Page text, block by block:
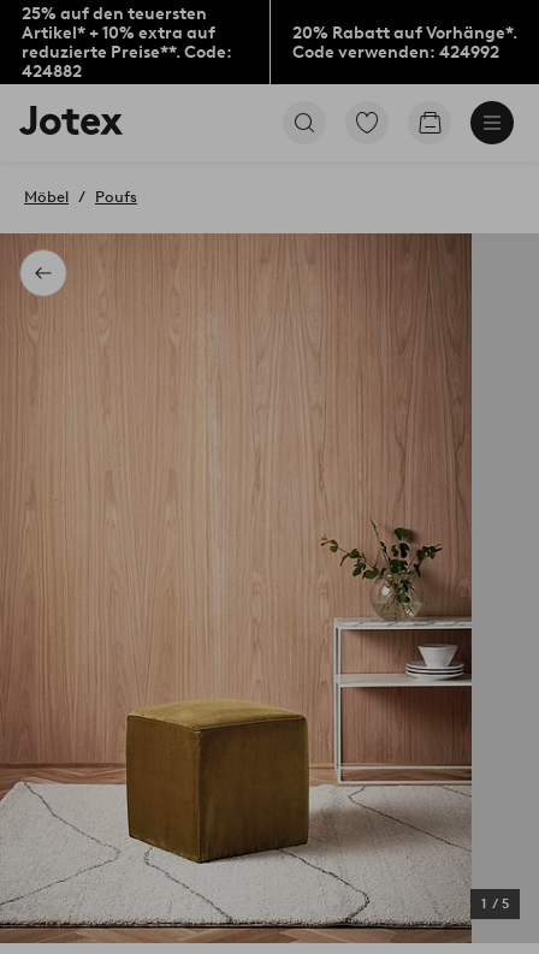
25% auf den teuersten
Artikel* + 10% extra auf
reduzierte Preise**. Code:
424882
20% Rabatt auf Vorhänge*.
Code verwenden: 424992
Jotex-
Logo
Startseite
Zu
Produkten
Zum
Zurück
Möbel Poufs
1 / 5